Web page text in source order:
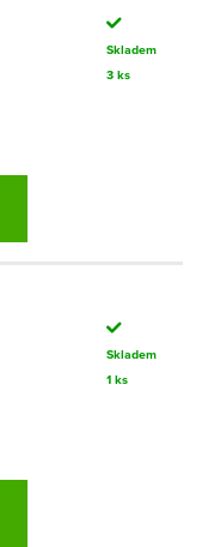
Skladem
3 ks
Skladem
1 ks